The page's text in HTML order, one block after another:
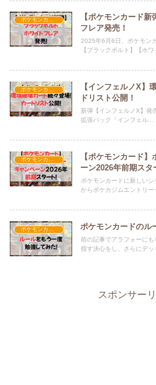
ポケモンカード
【ポケモンカード
フレア発売！
2025年6月6日、ポケモン
【ブラックボルト】【ホワ
ポケモンカード
【インフェルノX】
ドリスト公開！
新弾【インフェルノX】発
拡張パック「インフェル...
ポケモンカード
【ポケモンカード
ーン2026年前期スタ
ポケモンカードに新しい
からポケカジムエントリー
ポケモンカード ポケモンカードのル
前の記事でアラフォーに
指す決心をし、さらにデッ
スポンサー